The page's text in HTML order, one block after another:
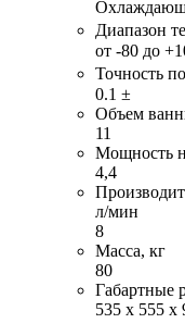
Диапазон
от -80 до
Точность
0.1 ±
Объем
11
Мощность
4,4
л/мин
8
Масса, кг
80
Габартные
535 х 555 х